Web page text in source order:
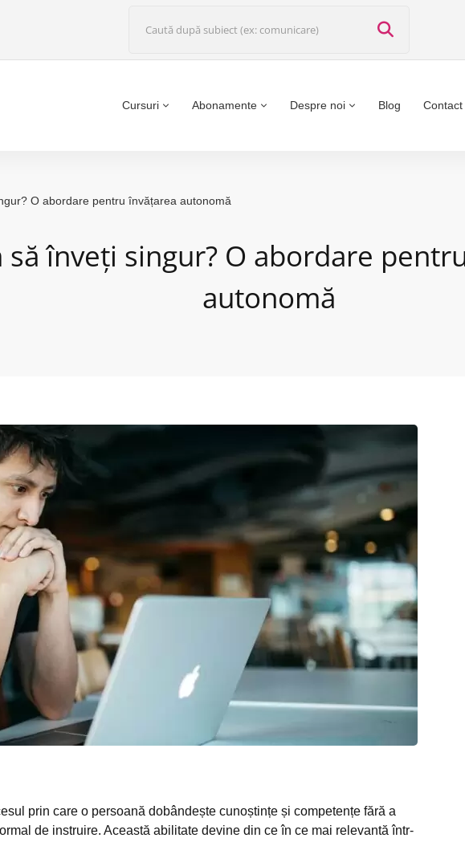
Cursuri Abonamente Despre noi Blog Contact
O abordare pentru învățarea autonomă
să înveți singur? O abordare
autonomă
prin care o persoană dobândește cunoștințe și competențe fără a
de instruire. Această abilitate devine din ce în ce mai relevantă într-